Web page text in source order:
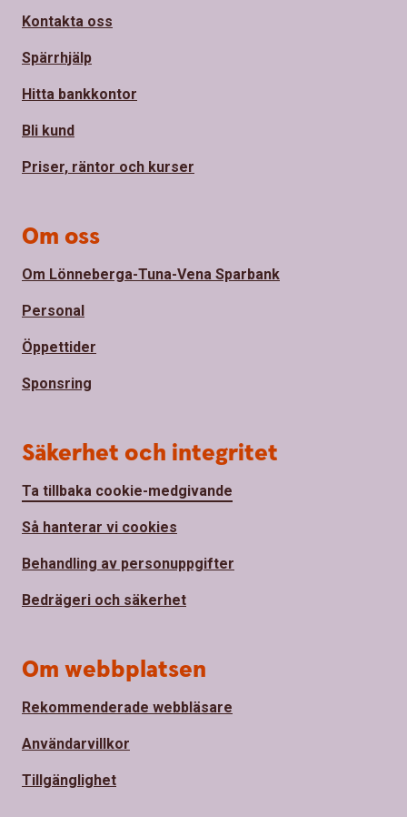
Kontakta oss
Spärrhjälp
Hitta bankkontor
Bli kund
Priser, räntor och kurser
Om oss
Om Lönneberga-Tuna-Vena Sparbank
Personal
Öppettider
Sponsring
Säkerhet och integritet
Ta tillbaka cookie-medgivande
Så hanterar vi cookies
Behandling av personuppgifter
Bedrägeri och säkerhet
Om webbplatsen
Rekommenderade webbläsare
Användarvillkor
Tillgänglighet